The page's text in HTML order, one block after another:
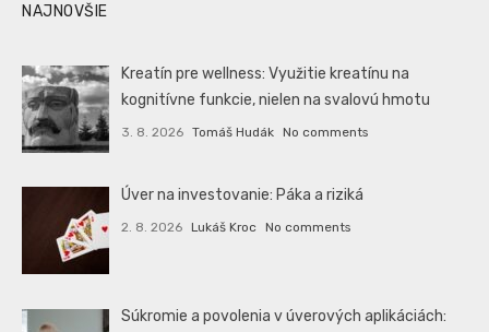
NAJNOVŠIE
Kreatín pre wellness: Využitie kreatínu na
kognitívne funkcie, nielen na svalovú hmotu
3. 8. 2026 Tomáš Hudák No comments
Úver na investovanie: Páka a riziká
2. 8. 2026 Lukáš Kroc No comments
Súkromie a povolenia v úverových aplikáciách: